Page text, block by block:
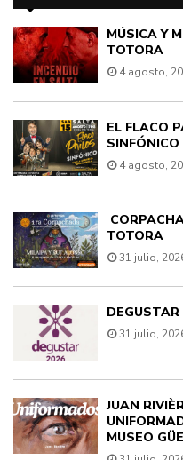
MÚSICA Y
TOTORA
4 agosto,
EL FLACO
SINFÓNICO
4 agosto,
TOTORA
31 julio,
DEGUSTAR
31 julio,
JUAN
MUSEO